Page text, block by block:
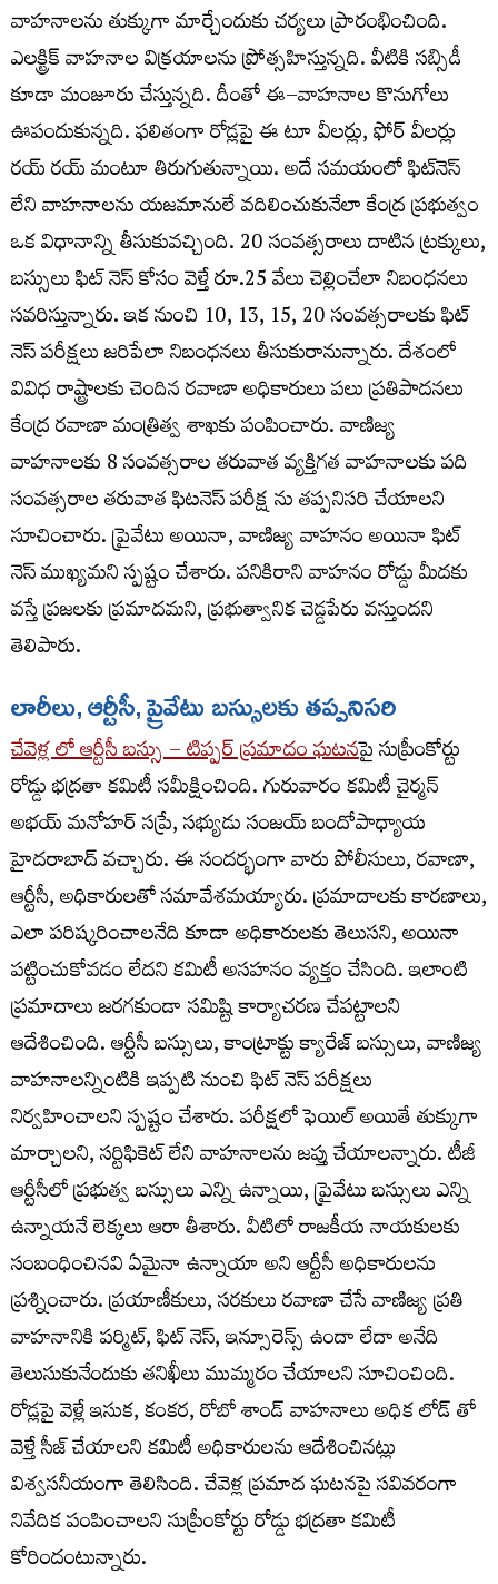
వాహనాలను తుక్కుగా మార్చేందుకు చర్యలు ప్రారంభించింది.
ఎలక్ట్రిక్‌ వాహనాల విక్రయాలను ప్రోత్సహిస్తున్నది. వీటికి సబ్సిడీ
కూడా మంజూరు చేస్తున్నది. దీంతో ఈ–వాహనాల కొనుగోలు
ఊపందుకున్నది. ఫలితంగా రోడ్లపై ఈ టూ వీలర్లు, ఫోర్ వీలర్లు
రయ్ రయ్ మంటూ తిరుగుతున్నాయి. అదే సమయంలో ఫిట్‌నెస్‌
లేని వాహనాలను యజమానులే వదిలించుకునేలా కేంద్ర ప్రభుత్వం
ఒక విధానాన్ని తీసుకువచ్చింది. 20 సంవత్సరాలు దాటిన ట్రక్కులు,
బస్సులు ఫిట్ నెస్ కోసం వెళ్తే రూ.25 వేలు చెల్లించేలా నిబంధనలు
సవరిస్తున్నారు. ఇక నుంచి 10, 13, 15, 20 సంవత్సరాలకు ఫిట్
నెస్ పరీక్షలు జరిపేలా నిబంధనలు తీసుకురానున్నారు. దేశంలో
వివిధ రాష్ట్రాలకు చెందిన రవాణా అధికారులు పలు ప్రతిపాదనలు
కేంద్ర రవాణా మంత్రిత్వ శాఖకు పంపించారు. వాణిజ్య
వాహనాలకు 8 సంవత్సరాల తరువాత వ్యక్తిగత వాహనాలకు పది
సంవత్సరాల తరువాత ఫిటనెస్ పరీక్ష ను తప్పనిసరి చేయాలని
సూచించారు. ప్రైవేటు అయినా, వాణిజ్య వాహనం అయినా ఫిట్
నెస్ ముఖ్యమని స్పష్టం చేశారు. పనికిరాని వాహనం రోడ్డు మీదకు
వస్తే ప్రజలకు ప్రమాదమని, ప్రభుత్వానిక చెడ్డపేరు వస్తుందని
తెలిపారు.
లారీలు, ఆర్టీసీ, ప్రైవేటు బస్సులకు తప్పనిసరి
చేవెళ్ల లో ఆర్టీసీ బస్సు – టిప్పర్ ప్రమాదం ఘటనపై సుప్రీంకోర్టు
రోడ్డు భద్రతా కమిటీ సమీక్షించింది. గురువారం కమిటీ చైర్మన్
అభయ్ మనోహర్ సప్రే, సభ్యుడు సంజయ్ బందోపాధ్యాయ
హైదరాబాద్ వచ్చారు. ఈ సందర్భంగా వారు పోలీసులు, రవాణా,
ఆర్టీసీ, అధికారులతో సమావేశమయ్యారు. ప్రమాదాలకు కారణాలు,
ఎలా పరిష్కరించాలనేది కూడా అధికారులకు తెలుసని, అయినా
పట్టించుకోవడం లేదని కమిటీ అసహనం వ్యక్తం చేసింది. ఇలాంటి
ప్రమాదాలు జరగకుండా సమిష్టి కార్యాచరణ చేపట్టాలని
ఆదేశించింది. ఆర్టీసీ బస్సులు, కాంట్రాక్టు క్యారేజ్ బస్సులు, వాణిజ్య
వాహనాలన్నింటికి ఇప్పటి నుంచి ఫిట్ నెస్ పరీక్షలు
నిర్వహించాలని స్పష్టం చేశారు. పరీక్షలో ఫెయిల్ అయితే తుక్కుగా
మార్చాలని, సర్టిఫికెట్ లేని వాహనాలను జప్తు చేయాలన్నారు. టీజీ
ఆర్టీసీలో ప్రభుత్వ బస్సులు ఎన్ని ఉన్నాయి, ప్రైవేటు బస్సులు ఎన్ని
ఉన్నాయనే లెక్కలు ఆరా తీశారు. వీటిలో రాజకీయ నాయకులకు
సంబంధించినవి ఏమైనా ఉన్నాయా అని ఆర్టీసీ అధికారులను
ప్రశ్నించారు. ప్రయాణీకులు, సరకులు రవాణా చేసే వాణిజ్య ప్రతి
వాహనానికి పర్మిట్, ఫిట్ నెస్, ఇన్సూరెన్స్ ఉందా లేదా అనేది
తెలుసుకునేందుకు తనిఖీలు ముమ్మరం చేయాలని సూచించింది.
రోడ్లపై వెళ్లే ఇసుక, కంకర, రోబో శాండ్ వాహనాలు అధిక లోడ్ తో
వెళ్తే సీజ్ చేయాలని కమిటీ అధికారులను ఆదేశించినట్లు
విశ్వసనీయంగా తెలిసింది. చేవెళ్ల ప్రమాద ఘటనపై సవివరంగా
నివేదిక పంపించాలని సుప్రీంకోర్టు రోడ్డు భద్రతా కమిటీ
కోరిందంటున్నారు.